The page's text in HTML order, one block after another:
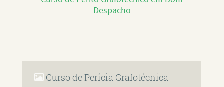
Despacho
Curso de Perícia Grafotécnica